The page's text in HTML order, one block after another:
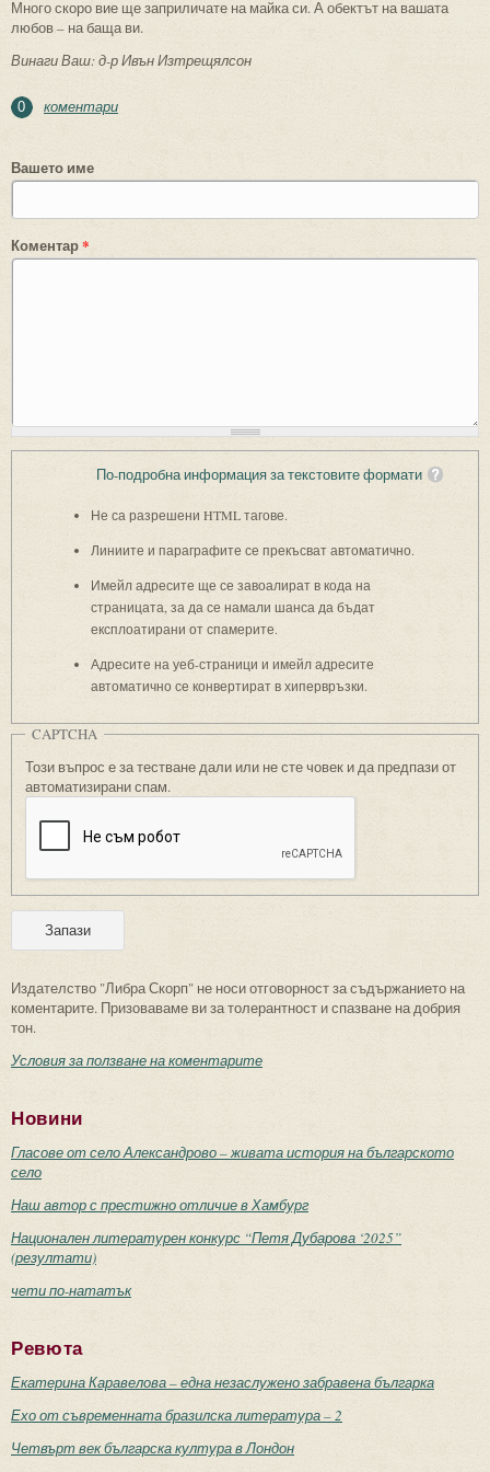
Много скоро вие ще заприличате на майка си. А обектът на вашата
любов – на баща ви.
Винаги Ваш: д-р Ивън Изтрещялсон
0 коментари
Вашето име
Коментар*
По-подробна информация за текстовите формати
Не са разрешени HTML тагове.
Линиите и параграфите се прекъсват автоматично.
Имейл адресите ще се завоалират в кода на
страницата, за да се намали шанса да бъдат
експлоатирани от спамерите.
Адресите на уеб-страници и имейл адресите
автоматично се конвертират в хипервръзки.
CAPTCHA
Този въпрос е за тестване дали или не сте човек и да предпази от
автоматизирани спам.
Издателство "Либра Скорп" не носи отговорност за съдържанието на
коментарите. Призоваваме ви за толерантност и спазване на добрия
тон.
Условия за ползване на коментарите
Новини
Гласове от село Александрово – живата история на българското
село
Наш автор с престижно отличие в Хамбург
Национален литературен конкурс “Петя Дубарова ‘2025”
(резултати)
чети по-нататък
Ревюта
Екатерина Каравелова – една незаслужено забравена българка
Ехо от съвременната бразилска литература – 2
Четвърт век българска култура в Лондон